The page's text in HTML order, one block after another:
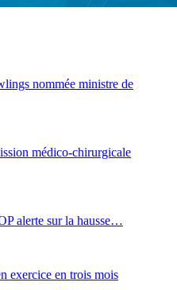
nommée ministre de
médico-chirurgicale
alerte sur la hausse…
exercice en trois mois